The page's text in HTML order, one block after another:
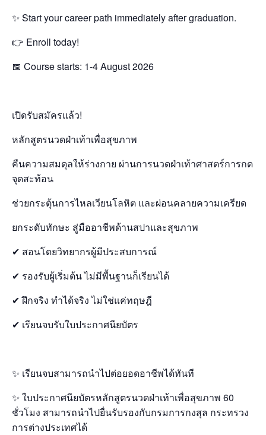
✨ Start your career path immediately after graduation.
👉 Enroll today!
📅 Course starts: 1-4 August 2026
เปิดรับสมัครแล้ว!
หลักสูตรนวดฝ่าเท้าเพื่อสุขภาพ
คืนความสมดุลให้ร่างกาย ผ่านการนวดฝ่าเท้าศาสตร์การกด
จุดสะท้อน
ช่วยกระตุ้นการไหลเวียนโลหิต และผ่อนคลายความเครียด
ยกระดับทักษะ สู่มืออาชีพด้านสปาและสุขภาพ
✔ สอนโดยวิทยากรผู้มีประสบการณ์
✔ รองรับผู้เริ่มต้น ไม่มีพื้นฐานก็เรียนได้
✔ ฝึกจริง ทำได้จริง ไม่ใช่แค่ทฤษฎี
✔ เรียนจบรับใบประกาศนียบัตร
✨ เรียนจบสามารถนำไปต่อยอดอาชีพได้ทันที
✨ ใบประกาศนียบัตรหลักสูตรนวดฝ่าเท้าเพื่อสุขภาพ 60
ชั่วโมง สามารถนำไปยื่นรับรองกับกรมการกงสุล กระทรวง
การต่างประเทศได้